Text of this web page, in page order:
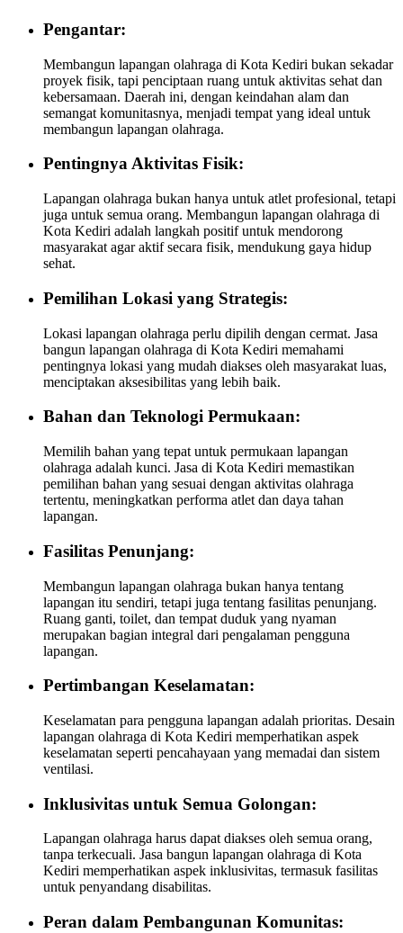
Pengantar:
Membangun lapangan olahraga di Kota Kediri bukan sekadar
proyek fisik, tapi penciptaan ruang untuk aktivitas sehat dan
kebersamaan. Daerah ini, dengan keindahan alam dan
semangat komunitasnya, menjadi tempat yang ideal untuk
membangun lapangan olahraga.
Pentingnya Aktivitas Fisik:
Lapangan olahraga bukan hanya untuk atlet profesional, tetapi
juga untuk semua orang. Membangun lapangan olahraga di
Kota Kediri adalah langkah positif untuk mendorong
masyarakat agar aktif secara fisik, mendukung gaya hidup
sehat.
Pemilihan Lokasi yang Strategis:
Lokasi lapangan olahraga perlu dipilih dengan cermat. Jasa
bangun lapangan olahraga di Kota Kediri memahami
pentingnya lokasi yang mudah diakses oleh masyarakat luas,
menciptakan aksesibilitas yang lebih baik.
Bahan dan Teknologi Permukaan:
Memilih bahan yang tepat untuk permukaan lapangan
olahraga adalah kunci. Jasa di Kota Kediri memastikan
pemilihan bahan yang sesuai dengan aktivitas olahraga
tertentu, meningkatkan performa atlet dan daya tahan
lapangan.
Fasilitas Penunjang:
Membangun lapangan olahraga bukan hanya tentang
lapangan itu sendiri, tetapi juga tentang fasilitas penunjang.
Ruang ganti, toilet, dan tempat duduk yang nyaman
merupakan bagian integral dari pengalaman pengguna
lapangan.
Pertimbangan Keselamatan:
Keselamatan para pengguna lapangan adalah prioritas. Desain
lapangan olahraga di Kota Kediri memperhatikan aspek
keselamatan seperti pencahayaan yang memadai dan sistem
ventilasi.
Inklusivitas untuk Semua Golongan:
Lapangan olahraga harus dapat diakses oleh semua orang,
tanpa terkecuali. Jasa bangun lapangan olahraga di Kota
Kediri memperhatikan aspek inklusivitas, termasuk fasilitas
untuk penyandang disabilitas.
Peran dalam Pembangunan Komunitas: